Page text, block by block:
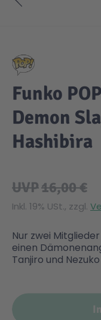
Funko
Demon
Hashibira
UVP16,00 €
Inkl. 19% USt., zzgl.
Nur zwei
einen
Tanjiro und